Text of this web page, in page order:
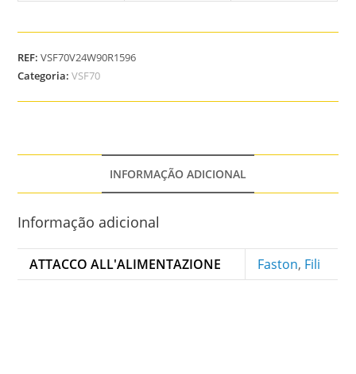
REF:VSF70V24W90R1596
Categoria:VSF70
INFORMAÇÃO ADICIONAL
Informação adicional
ATTACCO ALL'ALIMENTAZIONE Faston, Fili